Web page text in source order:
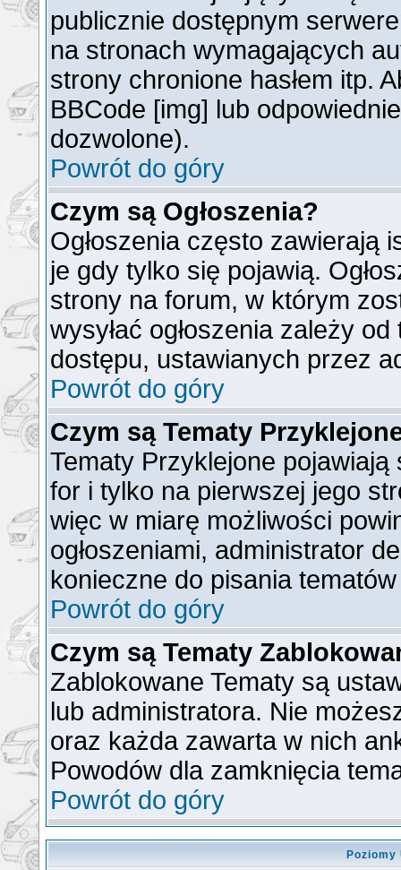
publicznie dostępnym
na stronach wymagających
strony chronione hasłem itp.
BBCode [img] lub
dozwolone).
Powrót do góry
Czym są Ogłoszenia?
Ogłoszenia często zawierają
je gdy tylko się pojawią.
strony na forum, w którym
wysyłać ogłoszenia zależy
dostępu, ustawianych przez
Powrót do góry
Czym są Tematy
Tematy Przyklejone pojawiają
for i tylko na pierwszej jego
więc w miarę możliwości
ogłoszeniami, administrator
konieczne do pisania
Powrót do góry
Czym są Tematy
Zablokowane Tematy są
lub administratora. Nie
oraz każda zawarta w nich
Powodów dla zamknięcia
Powrót do góry